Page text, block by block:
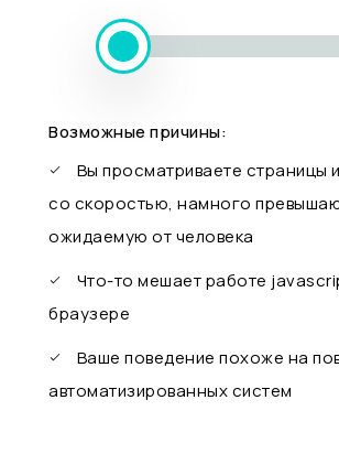
Возможные причины:
Вы просматриваете страницы
со скоростью, намного
ожидаемую от человека
Что-то мешает работе
браузере
Ваше поведение похоже на
автоматизированных систем